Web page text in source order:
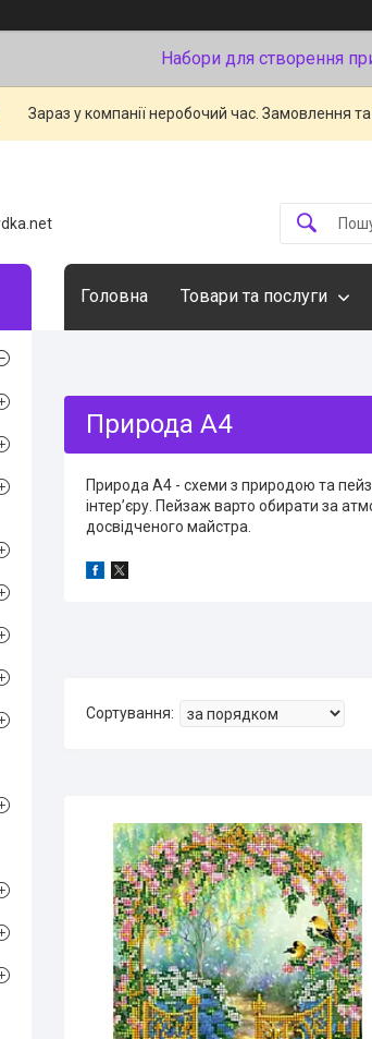
Набори для створення
Зараз у компанії неробочий час. Замовлення
Головна Товари та послуги
Природа А4
Природа А4 - схеми з природою та
інтерʼєру. Пейзаж варто обирати за
досвідченого майстра.